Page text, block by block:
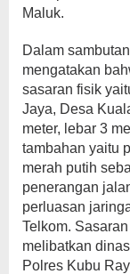
Maluk.
Dalam
mengatakan
sasaran fisik
Jaya, Desa
meter, lebar 3
tambahan yaitu
merah putih
penerangan
perluasan
Telkom.
melibatkan
Polres Kubu